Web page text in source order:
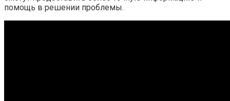
помощь в решении проблемы.